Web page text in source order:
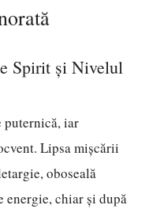
Spirit și Nivelul
puternică, iar
Lipsa mișcării
oboseală
energie, chiar și după